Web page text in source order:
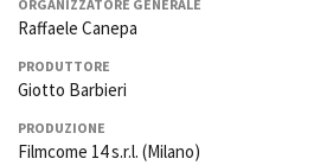
ORGANIZZATORE GENERALE
Raffaele Canepa
PRODUTTORE
Giotto Barbieri
PRODUZIONE
Filmcome 14 s.r.l. (Milano)